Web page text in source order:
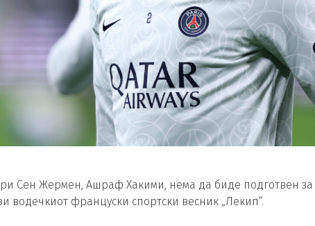
Сен Жермен, Ашраф Хакими, нема да биде подготвен
водечкиот француски спортски весник „Лекип“.